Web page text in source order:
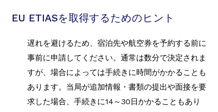
EU ETIASを取得するためのヒント
遅れを避けるため、宿泊先や航空券を予約する前に
事前に申請してください。通常は数分で決定されま
すが、場合によっては手続きに時間がかかることも
あります。当局が追加情報・書類の提出や面接を要
求した場合、手続きに14～30日かかることもあり